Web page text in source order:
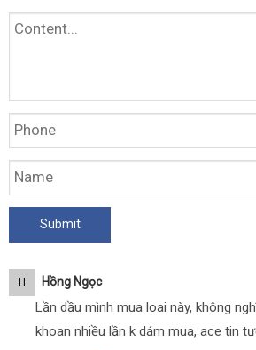
H Hồng Ngọc
Lần dầu mình mua loai này, không
khoan nhiều lần k dám mua, ace tin